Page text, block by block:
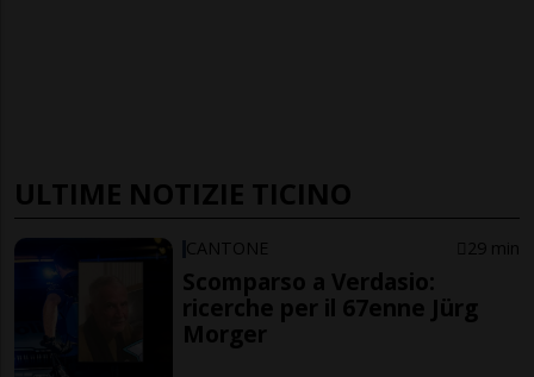
ULTIME NOTIZIE TICINO
CANTONE 29 min
Scomparso a Verdasio:
ricerche per il 67enne Jürg
Morger